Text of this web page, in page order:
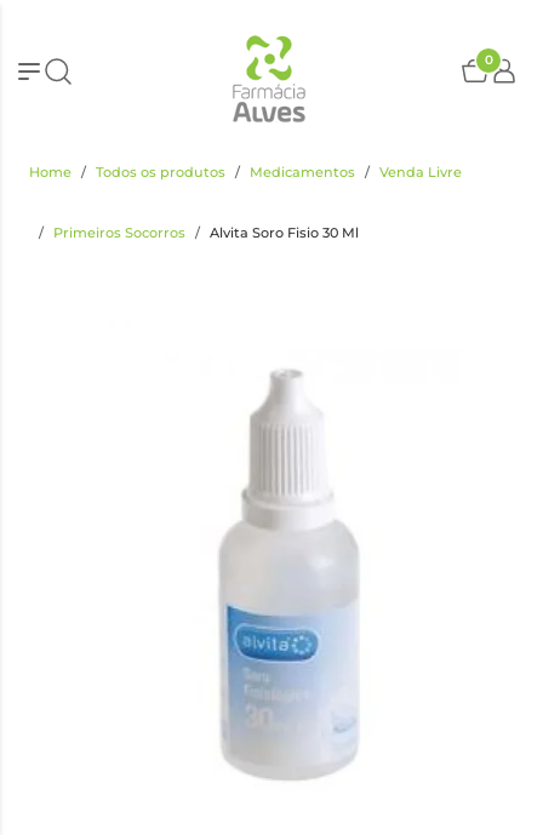
0
Home Todos os produtos Medicamentos Venda Livre
Primeiros Socorros Alvita Soro Fisio 30 Ml